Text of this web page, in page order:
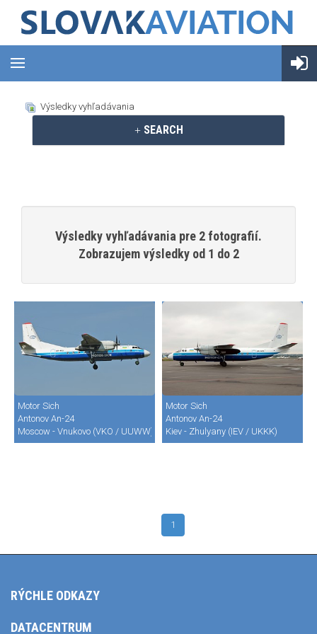
Výsledky vyhľadávania
SEARCH
Výsledky vyhľadávania pre 2 fotografií.
Zobrazujem výsledky od 1 do 2
Motor Sich
Antonov An-24
Moscow - Vnukovo (VKO / UUWW)
Motor Sich
Antonov An-24
Kiev - Zhulyany (IEV / UKKK)
1
RÝCHLE ODKAZY
DATACENTRUM